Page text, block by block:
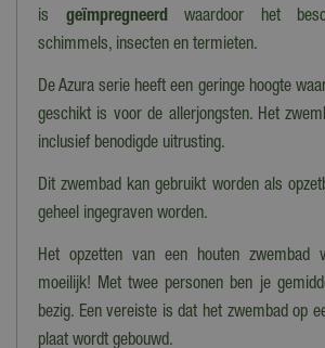
is geïmpregneerdwaardoor het
schimmels, insecten en termieten.
De Azura serie heeft een geringe hoogte
geschikt is voor de allerjongsten. Het
inclusief benodigde uitrusting.
Dit zwembad kan gebruikt worden als
geheel ingegraven worden.
Het opzetten van een houten zwembad
moeilijk! Met twee personen ben je
bezig. Een vereiste is dat het zwembad op
plaat wordt gebouwd.